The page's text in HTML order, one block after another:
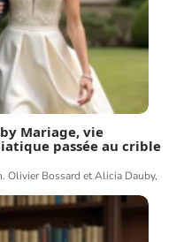
Mariage, vie
passée au crible
Olivier Bossard et Alicia Dauby,